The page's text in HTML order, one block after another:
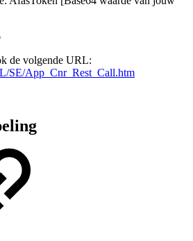
de volgende URL:
SE/App_Cnr_Rest_Call.htm